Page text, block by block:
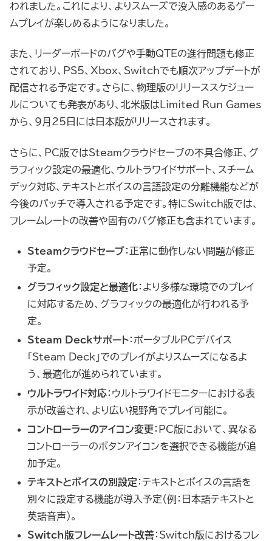
われました。これにより、よりスムーズで没入感のあるゲー
ムプレイが楽しめるようになりました。
また、リーダーボードのバグや手動QTEの進行問題も修正
されており、PS5、Xbox、Switchでも順次アップデートが
配信される予定です。さらに、物理版のリリーススケジュー
ルについても発表があり、北米版はLimited Run Games
から、9月25日には日本版がリリースされます。
さらに、PC版ではSteamクラウドセーブの不具合修正、グ
ラフィック設定の最適化、ウルトラワイドサポート、スチーム
デック対応、テキストとボイスの言語設定の分離機能などが
今後のパッチで導入される予定です。特にSwitch版では、
フレームレートの改善や固有のバグ修正も含まれています。
Steamクラウドセーブ：正常に動作しない問題が修正
予定。
グラフィック設定と最適化：より多様な環境でのプレイ
に対応するため、グラフィックの最適化が行われる予
定。
Steam Deckサポート：ポータブルPCデバイス
「Steam Deck」でのプレイがよりスムーズになるよ
う、最適化が進められています。
ウルトラワイド対応：ウルトラワイドモニターにおける表
示が改善され、より広い視野角でプレイ可能に。
コントローラーのアイコン変更 ：PC版において、異なる
コントローラーのボタンアイコンを選択できる機能が追
加予定。
テキストとボイスの別設定 ：テキストとボイスの言語を
別々に設定する機能が導入予定（例：日本語テキストと
英語音声）。
Switch版フレームレート改善：Switch版におけるフレ